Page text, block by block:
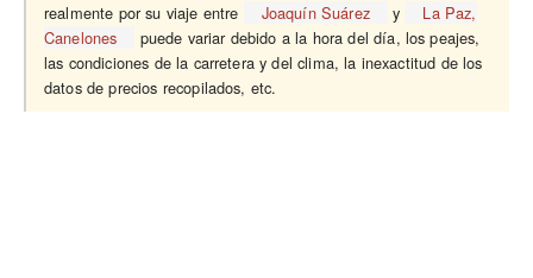
realmente por su viaje entre
Joaquín Suárez y
La Paz,
Canelones
puede variar debido a la hora del día, los peajes,
las condiciones de la carretera y del clima, la inexactitud de los
datos de precios recopilados, etc.